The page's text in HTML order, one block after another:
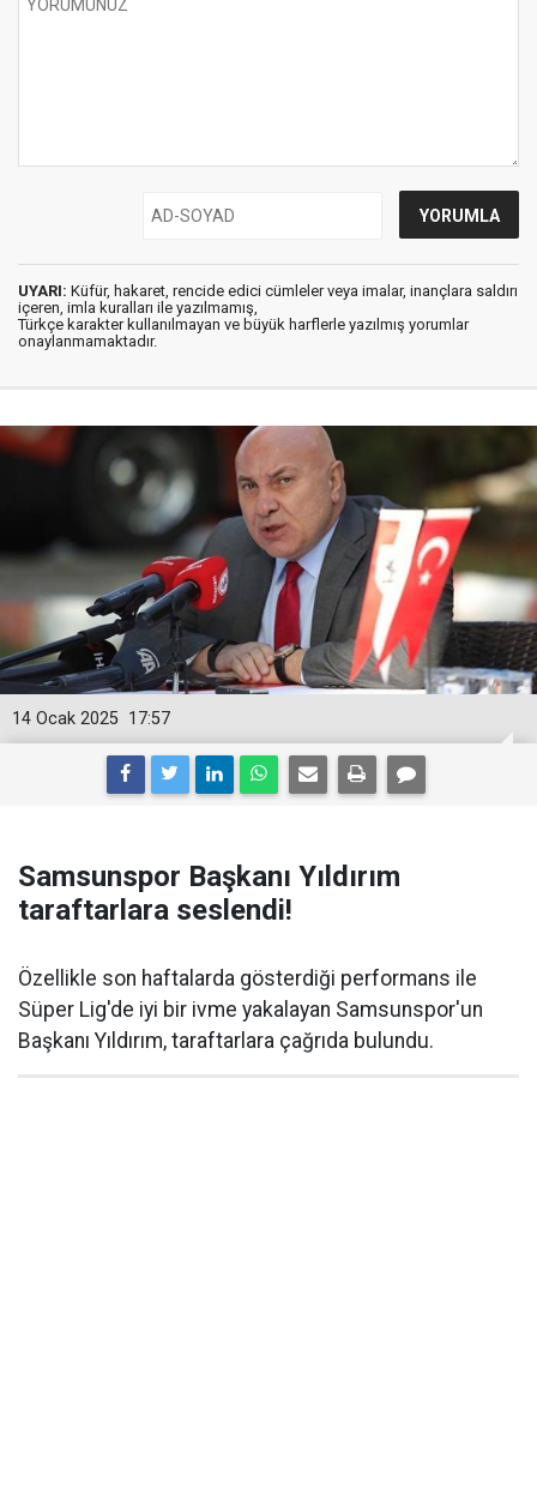
UYARI: Küfür, hakaret, rencide edici cümleler veya imalar, inançlara saldırı
içeren, imla kuralları ile yazılmamış,
Türkçe karakter kullanılmayan ve büyük harflerle yazılmış yorumlar
onaylanmamaktadır.
17:57
14 Ocak 2025
Samsunspor Başkanı Yıldırım
taraftarlara seslendi!
Özellikle son haftalarda gösterdiği performans ile
Süper Lig'de iyi bir ivme yakalayan Samsunspor'un
Başkanı Yıldırım, taraftarlara çağrıda bulundu.